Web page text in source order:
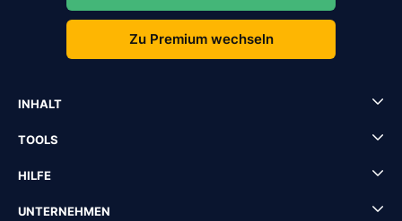
Zu Premium wechseln
INHALT
TOOLS
HILFE
UNTERNEHMEN